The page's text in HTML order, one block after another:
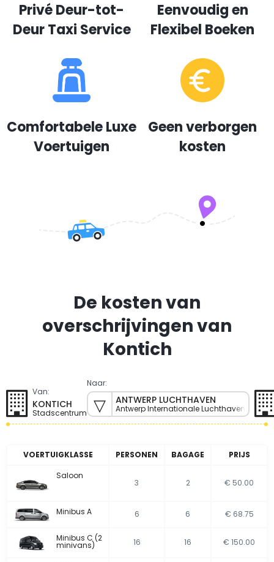
Privé Deur-tot-
Deur Taxi Service
Eenvoudig en
Flexibel Boeken
Comfortabele Luxe
Voertuigen
Geen verborgen
kosten
De kosten van
overschrijvingen van
Kontich
Van:
KONTICH
Stadscentrum
Naar:
ANTWERP LUCHTHAVEN
Antwerp Internationale Luchthaven
VOERTUIGKLASSE PERSONEN BAGAGE
PRIJS
Saloon
3 2 € 50.00
Minibus A 6 6 € 68.75
Minibus C (2
minivans) 16 16 € 150.00